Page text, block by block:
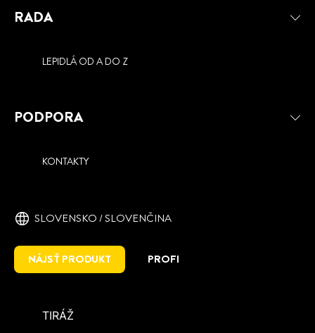
RADA
LEPIDLÁ OD A DO Z
PODPORA
KONTAKTY
SLOVENSKO / SLOVENČINA
NÁJSŤ PRODUKT PROFI
TIRÁŽ